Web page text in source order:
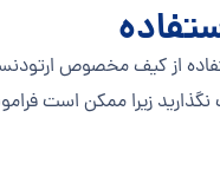
از کیف مخصوص
زیرا ممکن است